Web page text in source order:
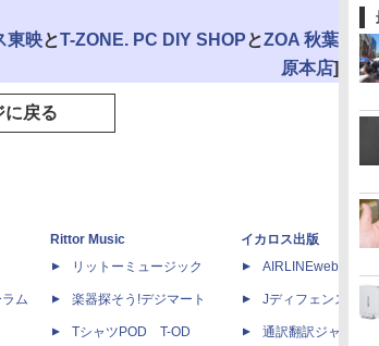
東映とT-ZONE. PC DIY SHOPとZOA 秋葉
原本店]
に戻る
ム
Rittor Music
リットーミュージック
楽器探そう!デジマート
TシャツPOD T-OD
イカロス出版
AIRLINEweb
Jディフェンスニュ
通訳翻訳ジャーナル